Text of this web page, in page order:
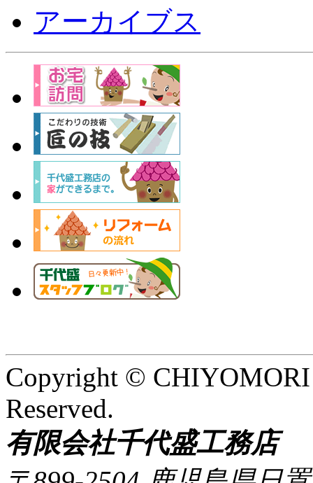
アーカイブス
Copyright ©
Reserved.
有限会社千代盛工務店